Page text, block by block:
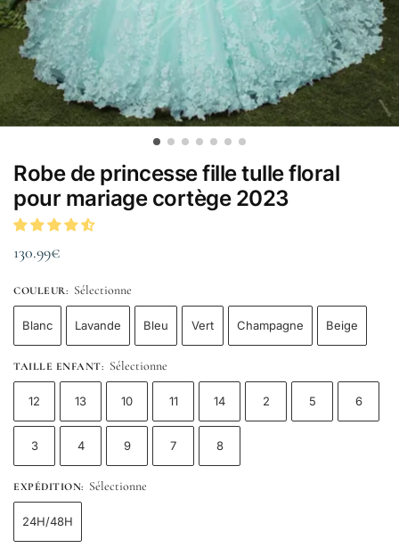
Robe de princesse fille tulle floral
pour mariage cortège 2023
130.99€
COULEUR: Sélectionne
Blanc Lavande Bleu Vert Champagne Beige
TAILLE ENFANT: Sélectionne
12 13 10 11 14 2 5 6
3 4 9 7 8
EXPÉDITION: Sélectionne
24H/48H